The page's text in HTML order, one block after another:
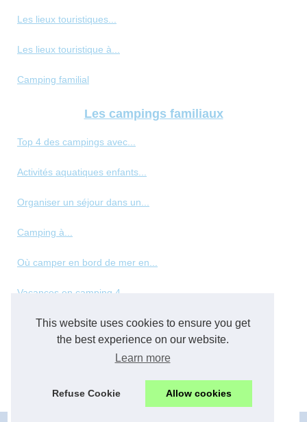
This website uses cookies to ensure you get
the best experience on our website.
Learn more
Refuse Cookie Allow cookies
Les lieux touristiques...
Les lieux touristique à...
Camping familial
Les campings familiaux
Top 4 des campings avec...
Activités aquatiques enfants...
Organiser un séjour dans un...
Camping à...
Où camper en bord de mer en...
Vacances en camping 4...
Les meilleurs types de...
Panorama des hébergements de...
Top des vacances en normandie...